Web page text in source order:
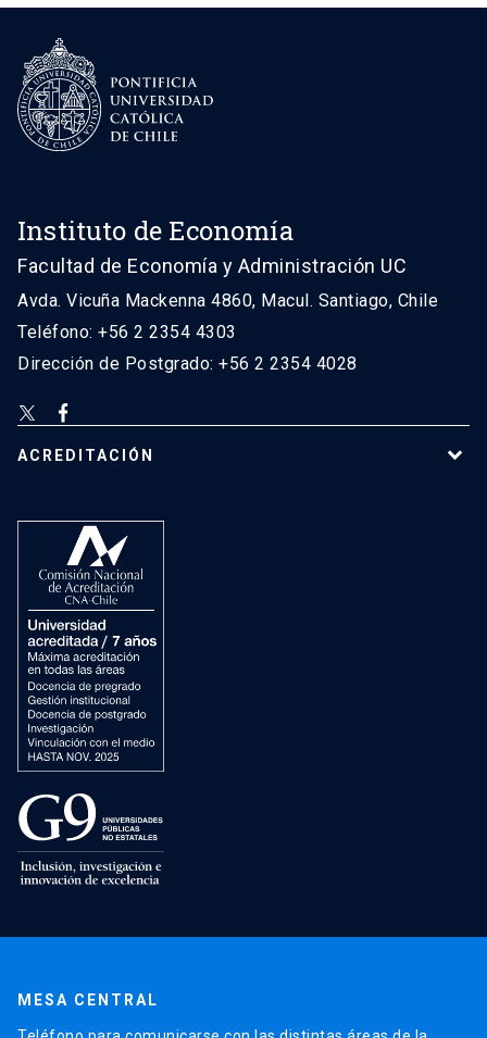
Instituto de Economía
Facultad de Economía y Administración UC
Avda. Vicuña Mackenna 4860, Macul. Santiago, Chile
Teléfono: +56 2 2354 4303
Dirección de Postgrado: +56 2 2354 4028
ACREDITACIÓN
MESA CENTRAL